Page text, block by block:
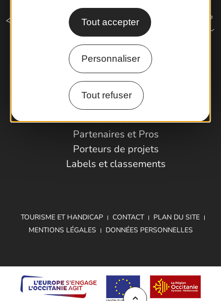
Tout accepter
Personnaliser
Tout refuser
Comment venir ?
Espace Pro
Observatoire
Partenaires et Pros
Porteurs de projets
Labels et classements
TOURISME ET HANDICAP CONTACT
PLAN DU SITE
MENTIONS LÉGALES
DONNÉES PERSONNELLES